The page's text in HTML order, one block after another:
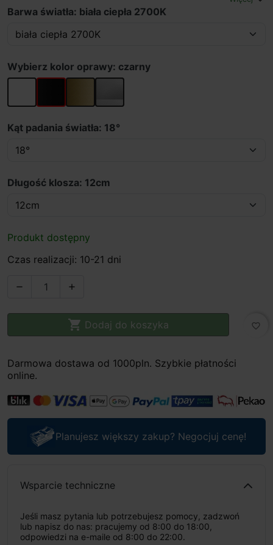
Barwa światła: biała ciepła 2700K
Wybierz kolor oprawy: czarny
biały czarnyzłoty szary
Kąt padania światła: 18°
Długość klosza: 12cm
Produkt dostępny
Czas realizacji: 10-21 dni
 
 Dodaj do koszyka favorite_border
Darmowa dostawa od 1000pln. Szybkie płatności
online.
Planujesz większy zakup? Negocjuj cenę!
Wsparcie techniczne
Jeśli masz pytania lub potrzebujesz pomocy, zadzwoń
lub napisz do nas: pracujemy od 8:00 do 18:00,
odpowiedzi na e-maile od 8:00 do 22:00.